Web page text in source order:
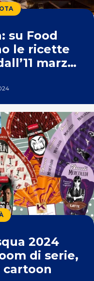
su Food
le ricette
marzo
2024
di serie,
cartoon